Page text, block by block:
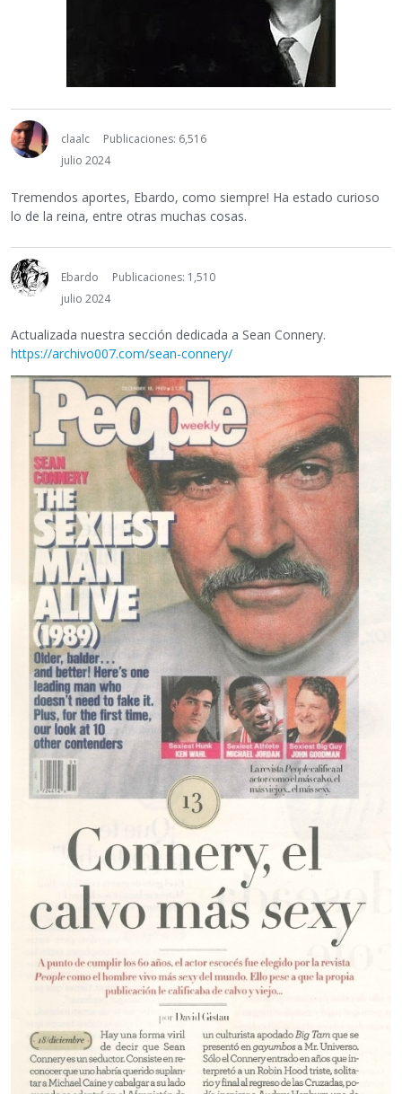
claalc
Publicaciones: 6,516
julio 2024
Tremendos aportes, Ebardo, como siempre! Ha estado curioso
lo de la reina, entre otras muchas cosas.
Ebardo
Publicaciones: 1,510
julio 2024
Actualizada nuestra sección dedicada a Sean Connery.
https://archivo007.com/sean-connery/